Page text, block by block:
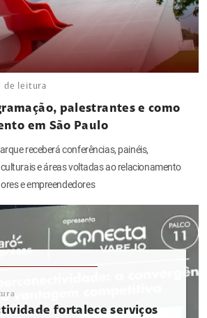
de leitura
palestrantes e como
em São Paulo
receberá conferências, painéis,
e áreas voltadas ao relacionamento
e empreendedores
fortalece serviços